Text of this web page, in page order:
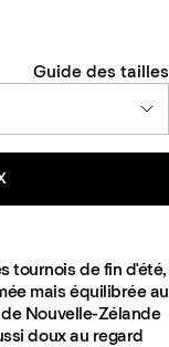
Guide des tailles
tournois de fin d'été,
mais équilibrée au
Nouvelle-Zélande
doux au regard